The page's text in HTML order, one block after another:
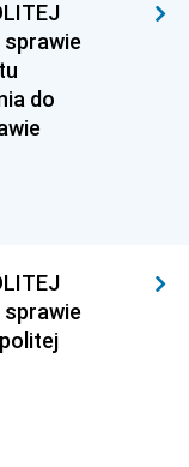
1937
sprawie
do
sprawie